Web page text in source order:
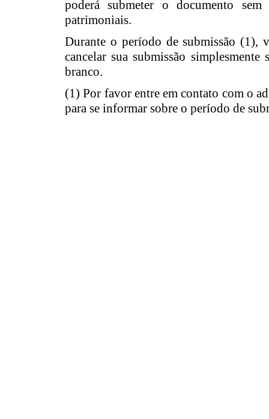
poderá submeter o documento
patrimoniais.
Durante o período de submissão (1),
cancelar sua submissão
branco.
(1) Por favor entre em contato com o
para se informar sobre o período de